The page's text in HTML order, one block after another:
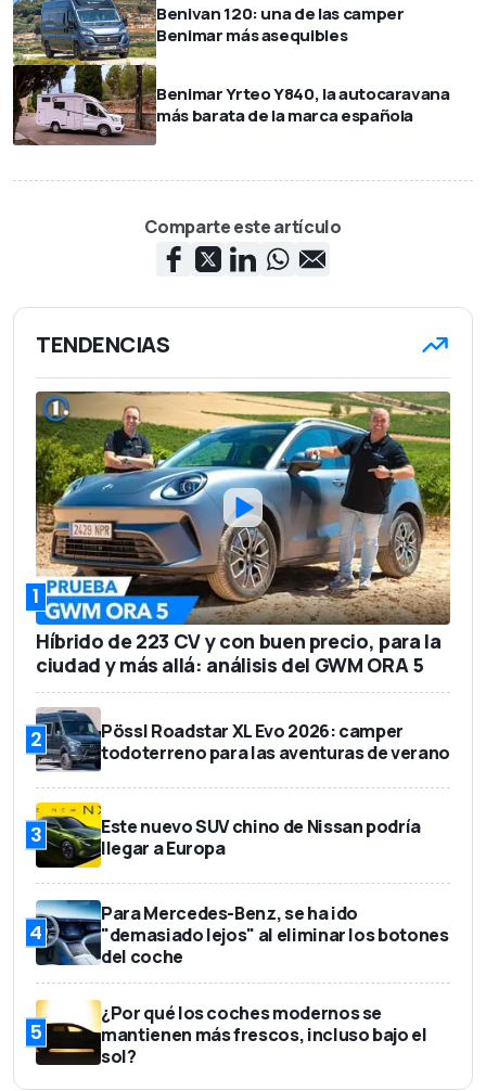
Benivan 120: una de las camper
Benimar más asequibles
Benimar Yrteo Y840, la autocaravana
más barata de la marca española
Comparte este artículo
TENDENCIAS
1
Híbrido de 223 CV y con buen precio, para la
ciudad y más allá: análisis del GWM ORA 5
2
Pössl Roadstar XL Evo 2026: camper
todoterreno para las aventuras de verano
3
Este nuevo SUV chino de Nissan podría
llegar a Europa
4
Para Mercedes-Benz, se ha ido
"demasiado lejos" al eliminar los botones
del coche
5
¿Por qué los coches modernos se
mantienen más frescos, incluso bajo el
sol?